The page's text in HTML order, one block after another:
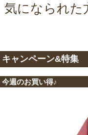
気になられた
キャンペーン&特集
今週のお買い得♪